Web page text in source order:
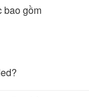
bao gồm